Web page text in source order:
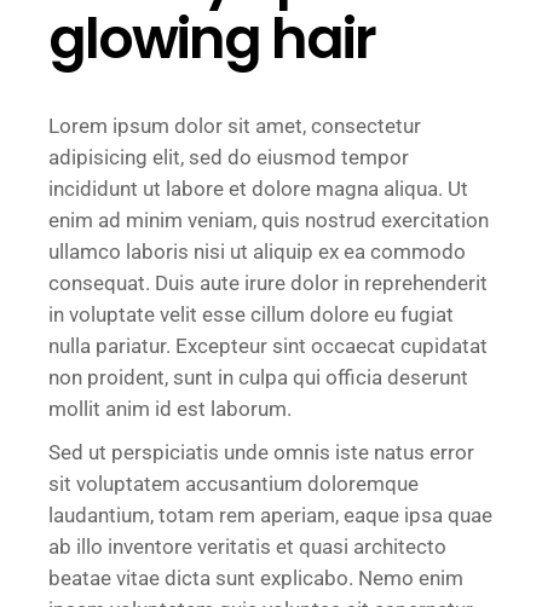
glowing hair
Lorem ipsum dolor sit amet, consectetur
adipisicing elit, sed do eiusmod tempor
incididunt ut labore et dolore magna aliqua. Ut
enim ad minim veniam, quis nostrud exercitation
ullamco laboris nisi ut aliquip ex ea commodo
consequat. Duis aute irure dolor in reprehenderit
in voluptate velit esse cillum dolore eu fugiat
nulla pariatur. Excepteur sint occaecat cupidatat
non proident, sunt in culpa qui officia deserunt
mollit anim id est laborum.
Sed ut perspiciatis unde omnis iste natus error
sit voluptatem accusantium doloremque
laudantium, totam rem aperiam, eaque ipsa quae
ab illo inventore veritatis et quasi architecto
beatae vitae dicta sunt explicabo. Nemo enim